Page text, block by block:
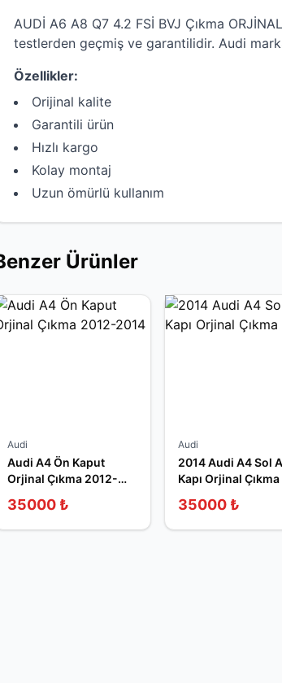
AUDİ A6 A8 Q7 4.2 FSİ BVJ Çıkma
testlerden geçmiş ve garantilidir. Audi
Özellikler:
Orijinal kalite
Garantili ürün
Hızlı kargo
Kolay montaj
Uzun ömürlü kullanım
Ürünler
Audi
Audi A4 Ön Kaput
Orjinal Çıkma 2012-
35000 ₺
Audi
2014 Audi A4 Sol
Kapı Orjinal Çıkma
35000 ₺